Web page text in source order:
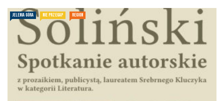
JELENIA GÓRA NIE PRZEGAP REGION